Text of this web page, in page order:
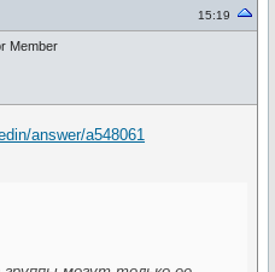
15:19
Member
answer/a548061